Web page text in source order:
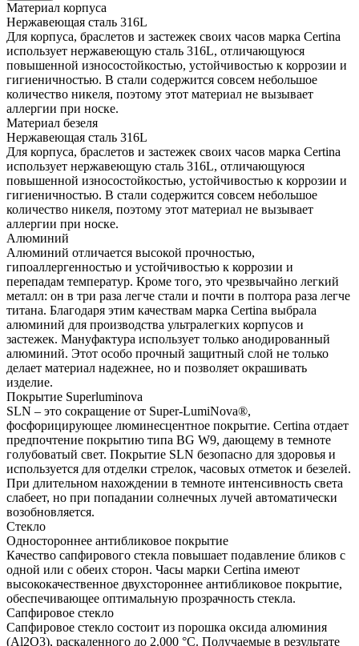
Материал корпуса
Нержавеющая сталь 316L
Для корпуса, браслетов и застежек своих часов марка Certina
использует нержавеющую сталь 316L, отличающуюся
повышенной износостойкостью, устойчивостью к коррозии и
гигиеничностью. В стали содержится совсем небольшое
количество никеля, поэтому этот материал не вызывает
аллергии при носке.
Материал безеля
Нержавеющая сталь 316L
Для корпуса, браслетов и застежек своих часов марка Certina
использует нержавеющую сталь 316L, отличающуюся
повышенной износостойкостью, устойчивостью к коррозии и
гигиеничностью. В стали содержится совсем небольшое
количество никеля, поэтому этот материал не вызывает
аллергии при носке.
Алюминий
Алюминий отличается высокой прочностью,
гипоаллергенностью и устойчивостью к коррозии и
перепадам температур. Кроме того, это чрезвычайно легкий
металл: он в три раза легче стали и почти в полтора раза легче
титана. Благодаря этим качествам марка Certina выбрала
алюминий для производства ультралегких корпусов и
застежек. Мануфактура использует только анодированный
алюминий. Этот особо прочный защитный слой не только
делает материал надежнее, но и позволяет окрашивать
изделие.
Покрытие Superluminova
SLN – это сокращение от Super-LumiNova®,
фосфорицирующее люминесцентное покрытие. Certina отдает
предпочтение покрытию типа BG W9, дающему в темноте
голубоватый свет. Покрытие SLN безопасно для здоровья и
используется для отделки стрелок, часовых отметок и безелей.
При длительном нахождении в темноте интенсивность света
слабеет, но при попадании солнечных лучей автоматически
возобновляется.
Стекло
Одностороннее антибликовое покрытие
Качество сапфирового стекла повышает подавление бликов с
одной или с обеих сторон. Часы марки Certina имеют
высококачественное двухстороннее антибликовое покрытие,
обеспечивающее оптимальную прозрачность стекла.
Сапфировое стекло
Сапфировое стекло состоит из порошка оксида алюминия
(Al2O3), раскаленного до 2.000 °C. Получаемые в результате